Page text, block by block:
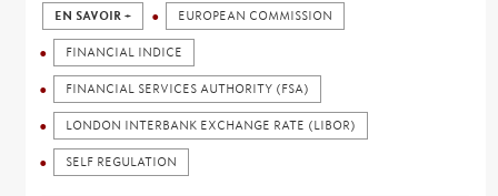
EN SAVOIR + EUROPEAN COMMISSION
FINANCIAL INDICE
FINANCIAL SERVICES AUTHORITY (FSA)
LONDON INTERBANK EXCHANGE RATE (LIBOR)
SELF REGULATION